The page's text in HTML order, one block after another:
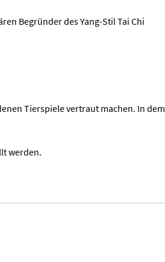
Begründer des Yang-Stil Tai Chi
Tierspiele vertraut machen. In dem
werden.